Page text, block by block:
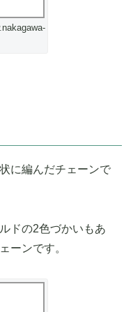
に編んだチェーンで
ドの2色づかいもあ
ーンです。